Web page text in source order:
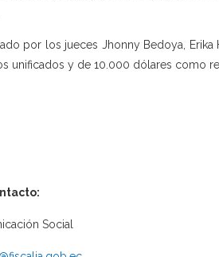
por los jueces Jhonny Bedoya,
unificados y de 10.000 dólares como
Social